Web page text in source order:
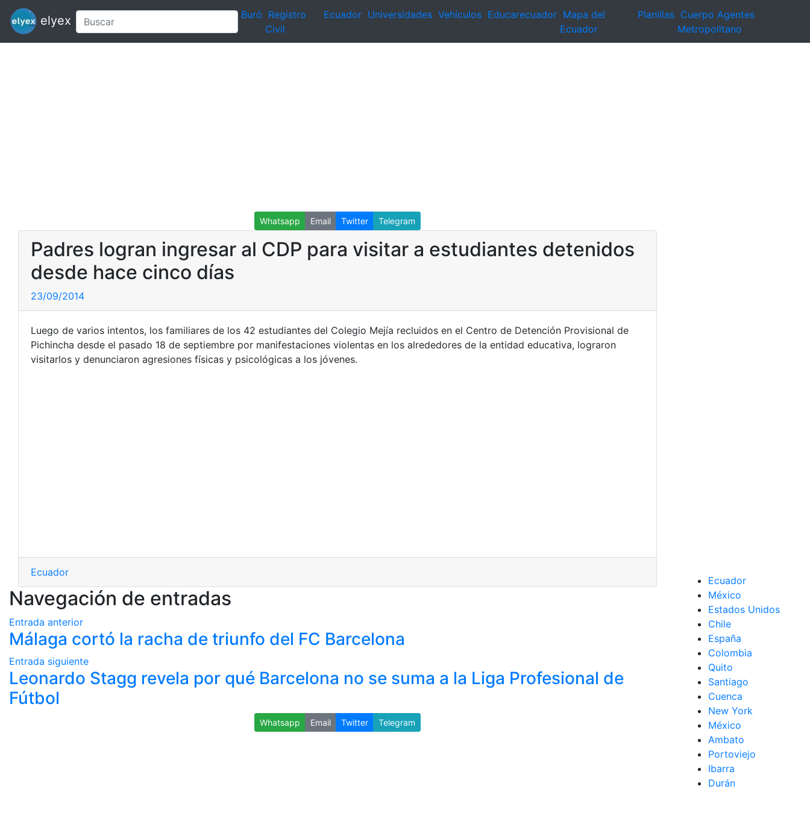
elyex Buró Registro
Civil
Ecuador Universidades Vehículos Educarecuador Mapa del
Ecuador
Planillas Cuerpo Agentes
Metropolitano
Whatsapp Email Twitter Telegram
Padres logran ingresar al CDP para visitar a estudiantes detenidos
desde hace cinco días
23/09/2014
Luego de varios intentos, los familiares de los 42 estudiantes del Colegio Mejía recluidos en el Centro de Detención Provisional de
Pichincha desde el pasado 18 de septiembre por manifestaciones violentas en los alrededores de la entidad educativa, lograron
visitarlos y denunciaron agresiones físicas y psicológicas a los jóvenes.
Ecuador
Navegación de entradas
Entrada anterior
Málaga cortó la racha de triunfo del FC Barcelona
Entrada siguiente
Leonardo Stagg revela por qué Barcelona no se suma a la Liga Profesional de
Fútbol
Whatsapp Email Twitter Telegram
Ecuador
México
Estados Unidos
Chile
España
Colombia
Quito
Santiago
Cuenca
New York
México
Ambato
Portoviejo
Ibarra
Durán